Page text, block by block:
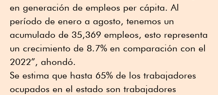
en generación de empleos per cápita. Al
período de enero a agosto, tenemos un
acumulado de 35,369 empleos, esto representa
un crecimiento de 8.7% en comparación con el
2022”, ahondó.
Se estima que hasta 65% de los trabajadores
ocupados en el estado son trabajadores